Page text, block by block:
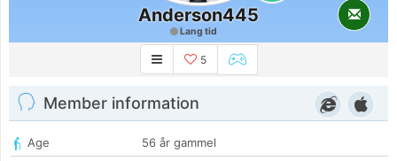
Anderson445
Lang tid
5
Member information
Age
56 år gammel